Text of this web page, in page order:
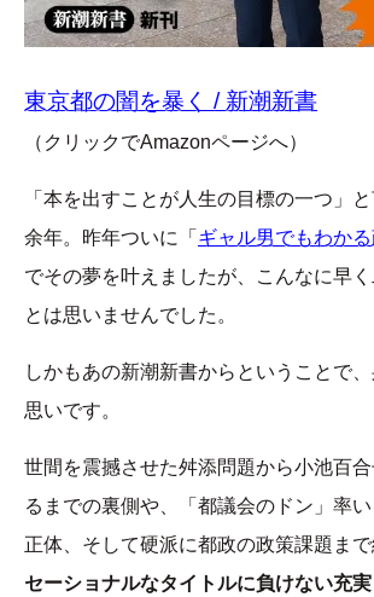
東京都の闇を暴く / 新潮新書
（クリックでAmazonページへ）
「本を出すことが人生の目標の一つ」
余年。昨年ついに「 ギャル男でもわか
でその夢を叶えましたが、こんなに早
とは思いませんでした。
しかもあの新潮新書からということで
思いです。
世間を震撼させた舛添問題から小池百
るまでの裏側や、「都議会のドン」率
正体、そして硬派に都政の政策課題まで
セーショナルなタイトルに負けない充